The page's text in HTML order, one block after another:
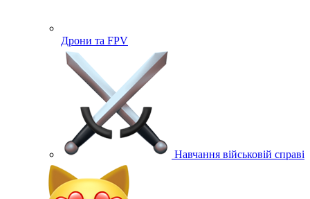
Дрони та FPV
Навчання військовій справі